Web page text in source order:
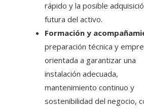
rápido y la posible
futura del activo.
Formación y
preparación técnica y
orientada a garantizar una
instalación adecuada,
mantenimiento continuo y
sostenibilidad del negocio,